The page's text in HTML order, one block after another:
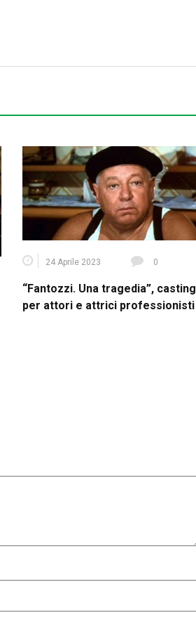
24 Aprile 2023 0
“Fantozzi. Una tragedia”, casting
per attori e attrici professionisti